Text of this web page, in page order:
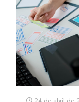
24 de abril de